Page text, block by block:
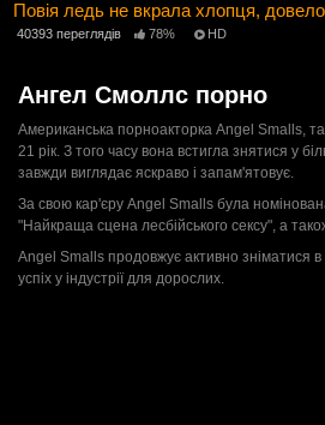
Повія ледь не вкрала хлопця,
40393 переглядів 78% HD
Ангел Смоллс порно
Американська порноакторка Angel Smalls,
21 рік. З того часу вона встигла знятися у
завжди виглядає яскраво і запам'ятовує.
За свою кар'єру Angel Smalls була
"Найкраща сцена лесбійського сексу", а
Angel Smalls продовжує активно зніматися
успіх у індустрії для дорослих.